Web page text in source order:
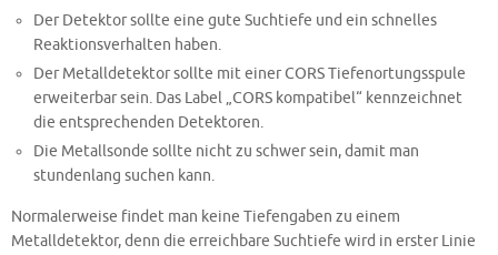
Der Detektor sollte eine gute Suchtiefe und ein schnelles
Reaktionsverhalten haben.
Der Metalldetektor sollte mit einer CORS Tiefenortungsspule
erweiterbar sein. Das Label „CORS kompatibel“ kennzeichnet
die entsprechenden Detektoren.
Die Metallsonde sollte nicht zu schwer sein, damit man
stundenlang suchen kann.
Normalerweise findet man keine Tiefengaben zu einem
Metalldetektor, denn die erreichbare Suchtiefe wird in erster Linie